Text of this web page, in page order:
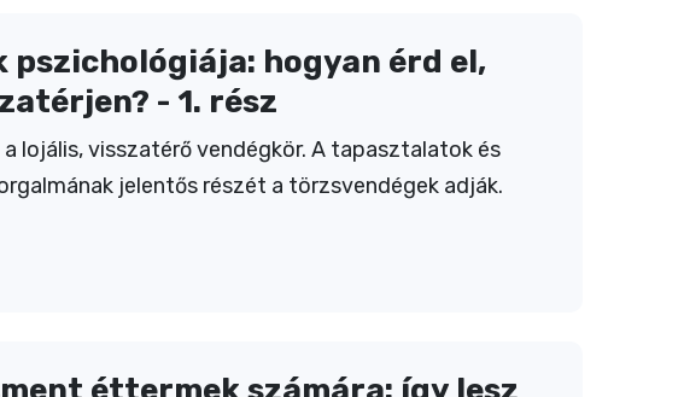
pszichológiája: hogyan érd el,
- 1. rész
lojális, visszatérő vendégkör. A tapasztalatok és
jelentős részét a törzsvendégek adják.